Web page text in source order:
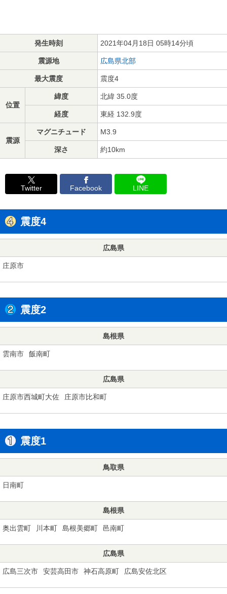
発生時刻 2021年04月18日 05時14分頃
震源地 広島県北部
最大震度 震度4
位置
緯度 北緯 35.0度
経度 東経 132.9度
震源
マグニチュード M3.9
深さ 約10km
Twitter Facebook LINE
震度4
広島県
庄原市
震度2
島根県
雲南市 飯南町
広島県
庄原市西城町大佐 庄原市比和町
震度1
鳥取県
日南町
島根県
奥出雲町 川本町 島根美郷町 邑南町
広島県
広島三次市 安芸高田市 神石高原町 広島安佐北区